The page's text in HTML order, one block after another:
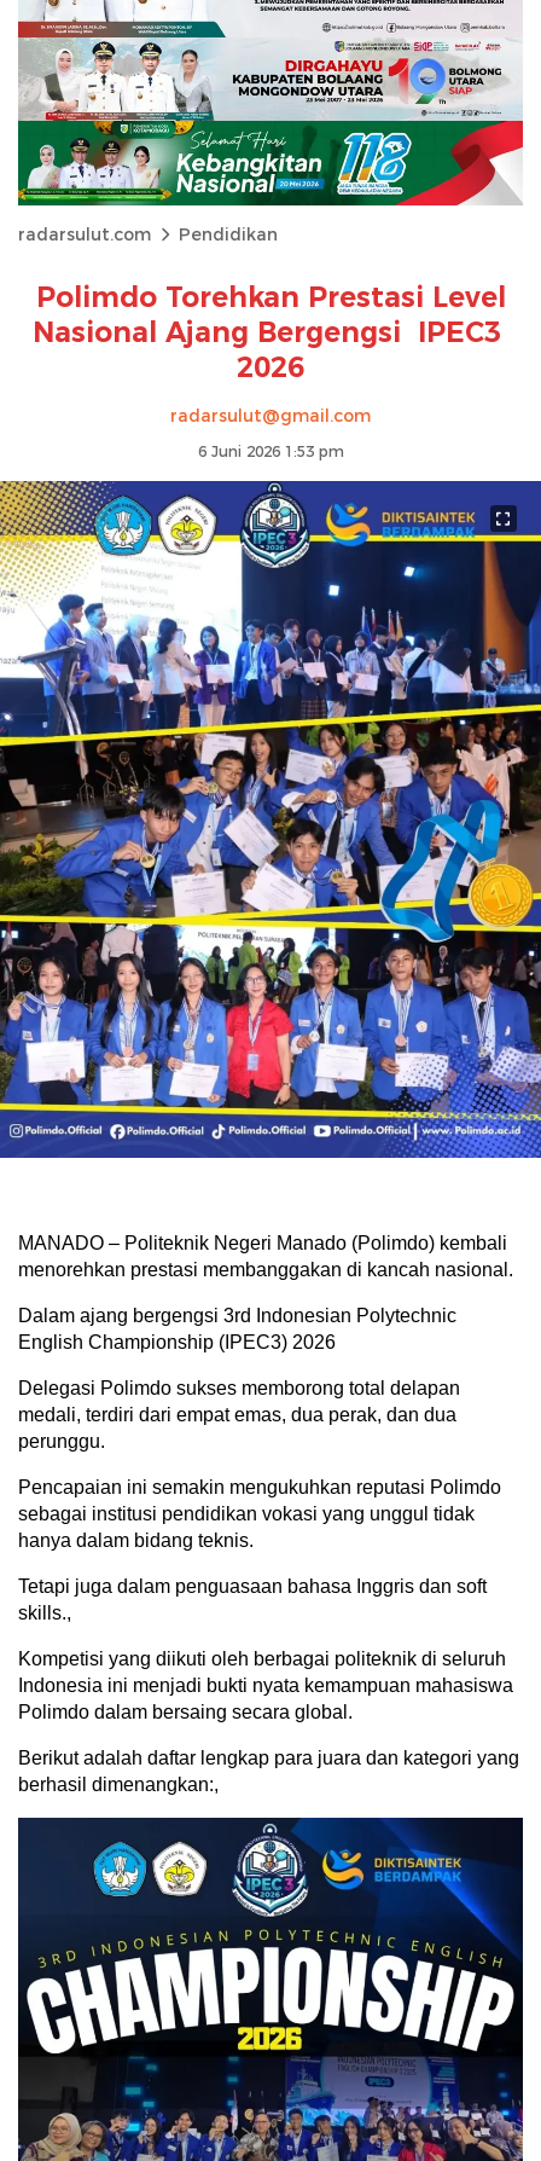
radarsulut.com Pendidikan
Polimdo Torehkan Prestasi Level
Nasional Ajang Bergengsi IPEC3
2026
radarsulut@gmail.com
6 Juni 2026 1:53 pm
MANADO – Politeknik Negeri Manado (Polimdo) kembali
menorehkan prestasi membanggakan di kancah nasional.
Dalam ajang bergengsi 3rd Indonesian Polytechnic
English Championship (IPEC3) 2026
Delegasi Polimdo sukses memborong total delapan
medali, terdiri dari empat emas, dua perak, dan dua
perunggu.
Pencapaian ini semakin mengukuhkan reputasi Polimdo
sebagai institusi pendidikan vokasi yang unggul tidak
hanya dalam bidang teknis.
Tetapi juga dalam penguasaan bahasa Inggris dan soft
skills.,
Kompetisi yang diikuti oleh berbagai politeknik di seluruh
Indonesia ini menjadi bukti nyata kemampuan mahasiswa
Polimdo dalam bersaing secara global.
Berikut adalah daftar lengkap para juara dan kategori yang
berhasil dimenangkan:,